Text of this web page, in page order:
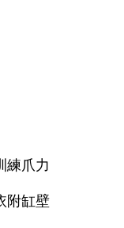
練爪力
附缸壁